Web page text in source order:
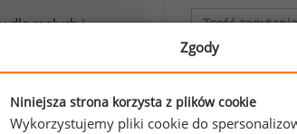
dla małych i
lato 2026
dla firm z
-
Wyrażam
Zgody
Niniejsza strona korzysta z plików cookie
Wykorzystujemy pliki cookie do